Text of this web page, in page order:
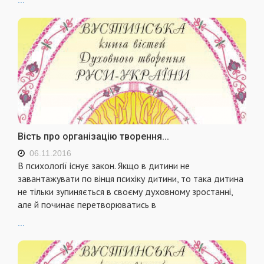
Вість про організацію творення...
06.11.2016
В психології існує закон. Якщо в дитини не
завантажувати по вінця психіку дитини, то така дитина
не тільки зупиняється в своєму духовному зростанні,
але й починає перетворюватись в